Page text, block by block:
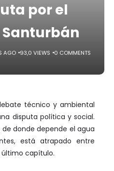
por el
AGO 93,0 VIEWS 0 COMMENTS
técnico y ambiental
disputa política y social.
de donde depende el agua
está atrapado entre
último capítulo.